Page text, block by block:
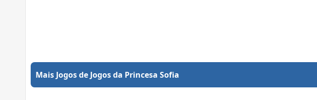
Mais Jogos de Jogos da Princesa Sofia